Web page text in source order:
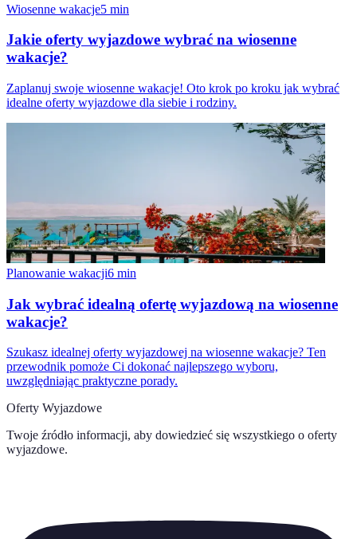
Wiosenne wakacje5 min
Jakie oferty wyjazdowe wybrać na wiosenne
wakacje?
Zaplanuj swoje wiosenne wakacje! Oto krok po kroku jak wybrać
idealne oferty wyjazdowe dla siebie i rodziny.
Planowanie wakacji6 min
Jak wybrać idealną ofertę wyjazdową na wiosenne
wakacje?
Szukasz idealnej oferty wyjazdowej na wiosenne wakacje? Ten
przewodnik pomoże Ci dokonać najlepszego wyboru,
uwzględniając praktyczne porady.
Oferty Wyjazdowe
Twoje źródło informacji, aby dowiedzieć się wszystkiego o oferty
wyjazdowe.